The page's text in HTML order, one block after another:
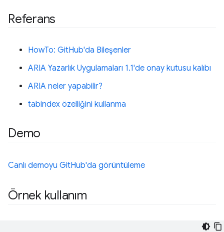
Referans
HowTo: GitHub'da Bileşenler
ARIA Yazarlık Uygulamaları 1.1'de onay kutusu kalıbı
ARIA neler yapabilir?
tabindex özelliğini kullanma
Demo
Canlı demoyu GitHub'da görüntüleme
Örnek kullanım